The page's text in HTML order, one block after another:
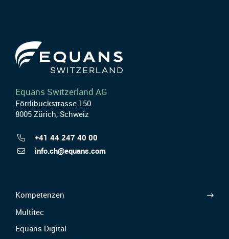
Equans Switzerland AG
Förrlibuckstrasse 150
8005 Zürich, Schweiz
+41 44 247 40 00
info.ch@equans.com
Kompetenzen
Multitec
Equans Digital